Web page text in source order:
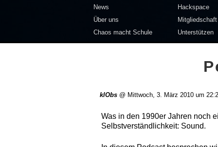
News
Über uns
Chaos macht Schule
Hackspace
Mitgliedschaft
Unterstützen
klObs @ Mittwoch, 3. März 2010 um
Was in den 1990er Jahren noch
Selbstverständlichkeit: Sound.